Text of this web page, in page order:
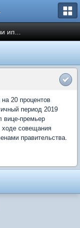
ип...
20 процентов
период 2019
вице-премьер
ходе совещания
правительства.